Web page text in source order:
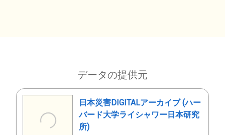
データの提供元
日本災害DIGITALアーカイブ (ハー
バード大学ライシャワー日本研究
所)